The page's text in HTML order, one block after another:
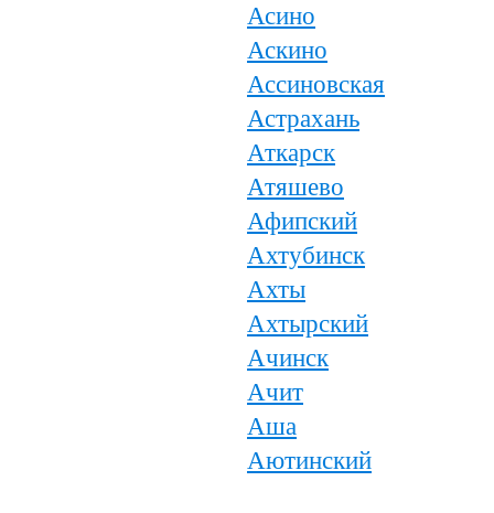
Асино
Аскино
Ассиновская
Астрахань
Аткарск
Атяшево
Афипский
Ахтубинск
Ахты
Ахтырский
Ачинск
Ачит
Аша
Аютинский